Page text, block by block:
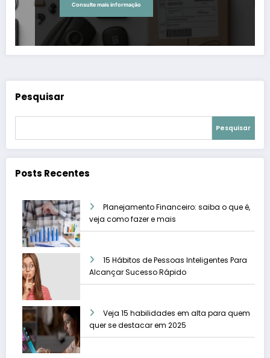
Consulte mais informação
Pesquisar
Pesquisar
Posts Recentes
Planejamento Financeiro: saiba o que é,
veja como fazer e mais
15 Hábitos de Pessoas Inteligentes Para
Alcançar Sucesso Rápido
Veja 15 habilidades em alta para quem
quer se destacar em 2025